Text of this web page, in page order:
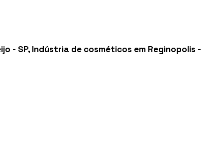
- SP, Indústria de cosméticos em Reginopolis -